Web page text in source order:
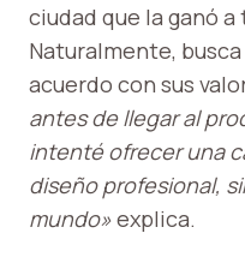
ciudad que la ganó a
Naturalmente,
acuerdo con sus
antes de llegar al
intenté ofrecer una
diseño profesional,
mundo»explica.